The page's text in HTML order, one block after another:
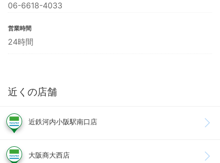
06-6618-4033
営業時間
24時間
近くの店舗
近鉄河内小阪駅南口店
大阪商大西店